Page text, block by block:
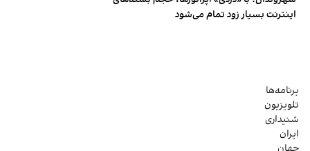
اینترنت بسیار زود تمام می‌شود
برنامه‌ها
تلویزیون
شنیداری
ایران